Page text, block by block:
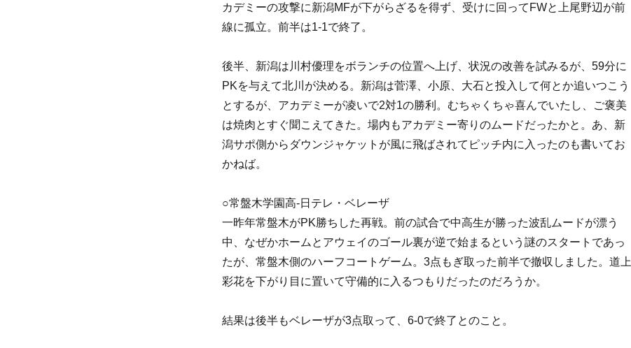
カデミーの攻撃に新潟MFが下がらざるを得ず、受けに回ってFWと上尾野辺が前
線に孤立。前半は1-1で終了。
後半、新潟は川村優理をボランチの位置へ上げ、状況の改善を試みるが、59分に
PKを与えて北川が決める。新潟は菅澤、小原、大石と投入して何とか追いつこう
とするが、アカデミーが凌いで2対1の勝利。むちゃくちゃ喜んでいたし、ご褒美
は焼肉とすぐ聞こえてきた。場内もアカデミー寄りのムードだったかと。あ、新
潟サポ側からダウンジャケットが風に飛ばされてピッチ内に入ったのも書いてお
かねば。
○常盤木学園高-日テレ・ベレーザ
一昨年常盤木がPK勝ちした再戦。前の試合で中高生が勝った波乱ムードが漂う
中、なぜかホームとアウェイのゴール裏が逆で始まるという謎のスタートであっ
たが、常盤木側のハーフコートゲーム。3点もぎ取った前半で撤収しました。道上
彩花を下がり目に置いて守備的に入るつもりだったのだろうか。
結果は後半もベレーザが3点取って、6-0で終了とのこと。